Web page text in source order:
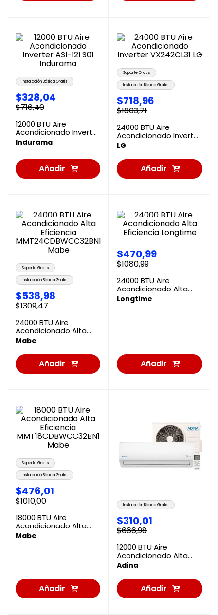
Instalación Básica Gratis
$328,04
$716,40
12000 BTU Aire
Acondicionado Inverter
ASI-12I S01 Indurama
Indurama
Añadir
al
Soporte Gratis
Instalación Básica Gratis
$718,96
$1803,71
24000 BTU Aire
Acondicionado Inverter
VX242CL31 LG
LG
Añadir
al
Soporte Gratis
Instalación Básica Gratis
$538,98
$1309,47
24000 BTU Aire
Acondicionado Alta
Eficiencia
Mabe
Mabe
Añadir
al
$470,99
$1080,99
24000 BTU Aire
Acondicionado Alta
Eficiencia Longtime
Longtime
Añadir
al
Soporte Gratis
Instalación Básica Gratis
$476,01
$1010,00
18000 BTU Aire
Acondicionado Alta
Eficiencia
Mabe
Añadir
al
Instalación Básica Gratis
$310,01
$666,98
12000 BTU Aire
Acondicionado Alta
Eficiencia AFLEX-C-12-E
Adina
Añadir
al